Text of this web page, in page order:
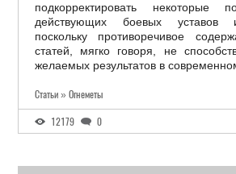
подкорректировать некоторые
действующих боевых уставов
поскольку противоречивое
статей, мягко говоря, не
желаемых результатов в
Статьи » Огнеметы
12179 0